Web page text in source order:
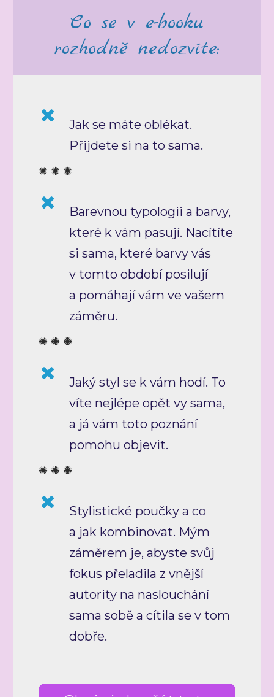
Co se v e-booku
rozhodně nedozvíte:
Jak se máte oblékat.
Přijdete si na to sama.
✺ ✺ ✺
Barevnou typologii a barvy,
které k vám pasují. Nacítíte
si sama, které barvy vás
v tomto období posilují
a pomáhají vám ve vašem
záměru.
✺ ✺ ✺
Jaký styl se k vám hodí. To
víte nejlépe opět vy sama,
a já vám toto poznání
pomohu objevit.
✺ ✺ ✺
Stylistické poučky a co
a jak kombinovat. Mým
záměrem je, abyste svůj
fokus přeladila z vnější
autority na naslouchání
sama sobě a cítila se v tom
dobře.